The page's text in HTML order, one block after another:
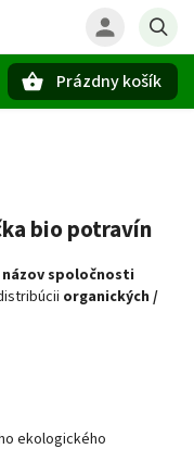
Prázdny košík
bio potravín
názov spoločnosti
organických /
ekologického